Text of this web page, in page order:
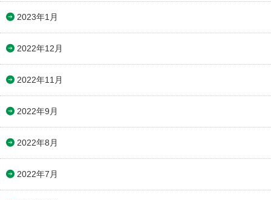
2023年1月
2022年12月
2022年11月
2022年9月
2022年8月
2022年7月